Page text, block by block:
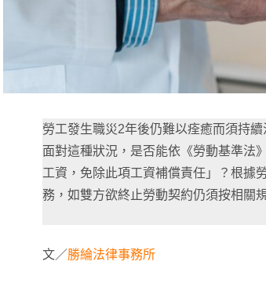
勞工發生職災2年後仍難以痊癒而須持
面對這種狀況，是否能依《勞動基準法
工資，免除此項工資補償責任」？根據
務，如雙方欲終止勞動契約仍須按相關
文／勝綸法律事務所